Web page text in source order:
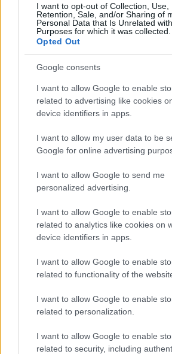
I want to opt-out of Collection, Use,
Retention, Sale, and/or Sharing of
Personal Data that Is Unrelated
Purposes for which it was collected.
Opted Out
Google consents
I want to allow Google to enable
related to advertising like cookies
device identifiers in apps.
I want to allow my user data to be
Google for online advertising
I want to allow Google to send me
personalized advertising.
I want to allow Google to enable
related to analytics like cookies on
device identifiers in apps.
I want to allow Google to enable
related to functionality of the
I want to allow Google to enable
related to personalization.
I want to allow Google to enable
related to security, including
I nostri cari
I nostri cari
I nostri cari
Giovannimaria Cabras
Invia un Comunicato Stampa|